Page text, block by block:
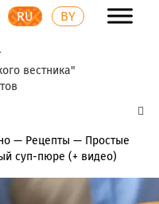
RU BY
вестника"
— Рецепты — Простые
суп-пюре (+ видео)